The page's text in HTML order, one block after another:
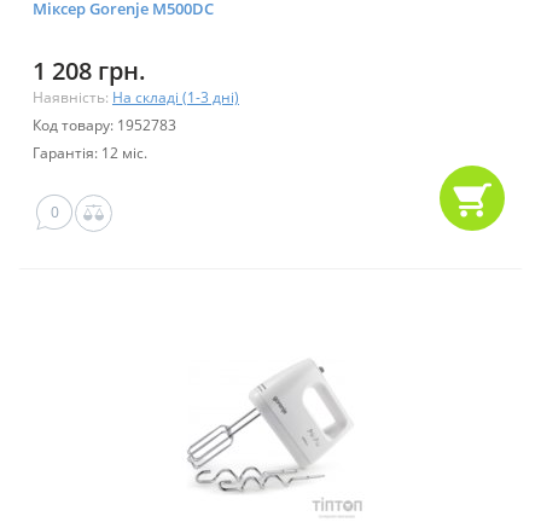
Міксер Gorenje M500DC
1 208 грн.
Наявність: На складі (1-3 дні)
Код товару: 1952783
Гарантія: 12 міс.
0